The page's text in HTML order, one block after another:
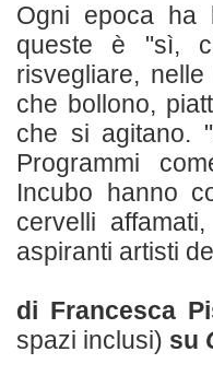
Ogni epoca ha
queste è "sì,
risvegliare,
che bollono,
che si agitano.
Programmi
Incubo hanno
cervelli
aspiranti artisti
di Francesca
spazi inclusi) su